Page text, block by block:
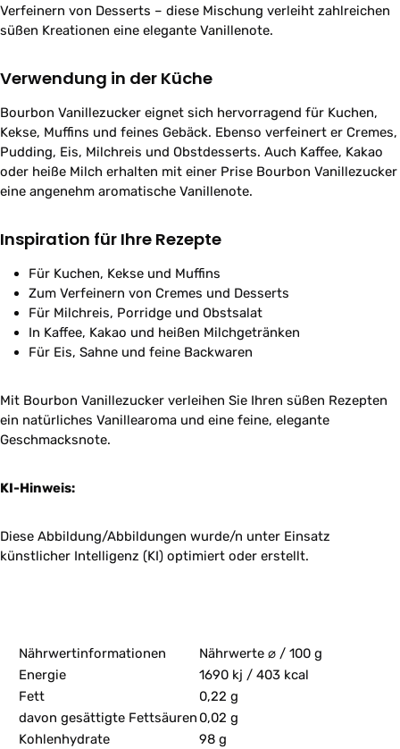
Verfeinern von Desserts – diese Mischung verleiht zahlreichen
süßen Kreationen eine elegante Vanillenote.
Verwendung in der Küche
Bourbon Vanillezucker eignet sich hervorragend für Kuchen,
Kekse, Muffins und feines Gebäck. Ebenso verfeinert er Cremes,
Pudding, Eis, Milchreis und Obstdesserts. Auch Kaffee, Kakao
oder heiße Milch erhalten mit einer Prise Bourbon Vanillezucker
eine angenehm aromatische Vanillenote.
Inspiration für Ihre Rezepte
Für Kuchen, Kekse und Muffins
Zum Verfeinern von Cremes und Desserts
Für Milchreis, Porridge und Obstsalat
In Kaffee, Kakao und heißen Milchgetränken
Für Eis, Sahne und feine Backwaren
Mit Bourbon Vanillezucker verleihen Sie Ihren süßen Rezepten
ein natürliches Vanillearoma und eine feine, elegante
Geschmacksnote.
KI-Hinweis:
Diese Abbildung/Abbildungen wurde/n unter Einsatz
künstlicher Intelligenz (KI) optimiert oder erstellt.
Nährwertinformationen
Nährwerte ⌀ / 100 g
Energie
1690 kj / 403 kcal
Fett
0,22 g
davon gesättigte Fettsäuren 0,02 g
Kohlenhydrate
98 g